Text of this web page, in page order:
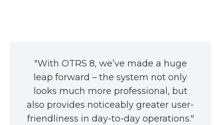
"With OTRS 8, we’ve made a huge
leap forward – the system not only
looks much more professional, but
also provides noticeably greater user-
friendliness in day-to-day operations."